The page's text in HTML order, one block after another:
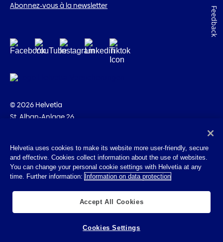
Abonnez-vous à la newsletter
© 2026 Helvetia
St. Alban-Anlage 26
Impressum
Indications juridiques
Helvetia uses cookies to make its website more user-friendly, secure
and effective. Cookies collect information about the use of websites.
You can change your personal cookie settings with Helvetia at any
time. Further information: Information on data protection
Accept All Cookies
Cookies Settings
Feedback